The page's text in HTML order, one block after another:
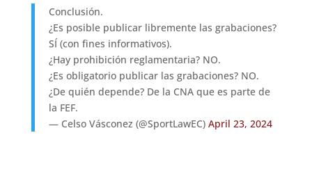
Conclusión.
¿Es posible publicar libremente las grabaciones?
SÍ (con fines informativos).
¿Hay prohibición reglamentaria? NO.
¿Es obligatorio publicar las grabaciones? NO.
¿De quién depende? De la CNA que es parte de
la FEF.
— Celso Vásconez (@SportLawEC) April 23, 2024